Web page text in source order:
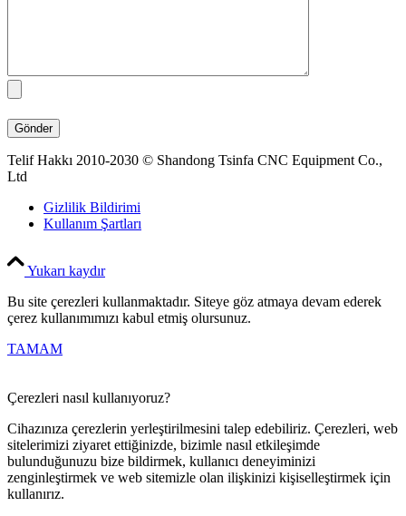
Telif Hakkı 2010-2030 © Shandong Tsinfa CNC Equipment Co.,
Ltd
Gizlilik Bildirimi
Kullanım Şartları
Yukarı kaydır
Bu site çerezleri kullanmaktadır. Siteye göz atmaya devam ederek
çerez kullanımımızı kabul etmiş olursunuz.
TAMAM
Çerezleri nasıl kullanıyoruz?
Cihazınıza çerezlerin yerleştirilmesini talep edebiliriz. Çerezleri, web
sitelerimizi ziyaret ettiğinizde, bizimle nasıl etkileşimde
bulunduğunuzu bize bildirmek, kullanıcı deneyiminizi
zenginleştirmek ve web sitemizle olan ilişkinizi kişiselleştirmek için
kullanırız.